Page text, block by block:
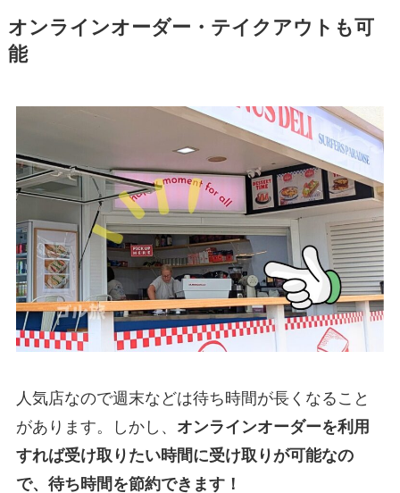
オンラインオーダー・テイクアウトも可
能
人気店なので週末などは待ち時間が長くなること
があります。しかし、 オンラインオーダーを利用
すれば受け取りたい時間に受け取りが可能なの
で、待ち時間を節約できます！